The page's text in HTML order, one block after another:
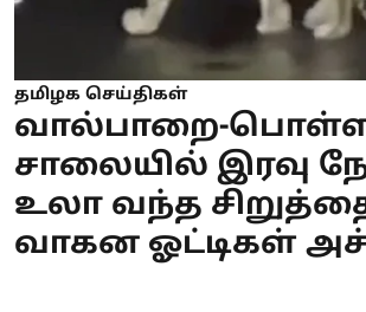
தமிழக செய்திகள்
வால்பாறை-
சாலையில் இரவு
உலா வந்த
வாகன ஓட்டிகள்